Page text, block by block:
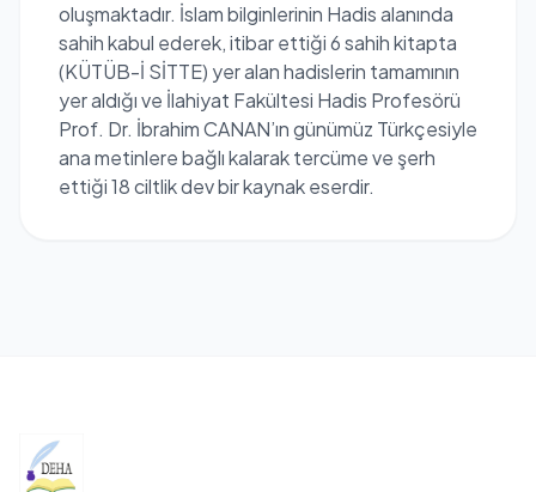
oluşmaktadır. İslam bilginlerinin Hadis alanında
sahih kabul ederek, itibar ettiği 6 sahih kitapta
(KÜTÜB-İ SİTTE) yer alan hadislerin tamamının
yer aldığı ve İlahiyat Fakültesi Hadis Profesörü
Prof. Dr. İbrahim CANAN’ın günümüz Türkçesiyle
ana metinlere bağlı kalarak tercüme ve şerh
ettiği 18 ciltlik dev bir kaynak eserdir.